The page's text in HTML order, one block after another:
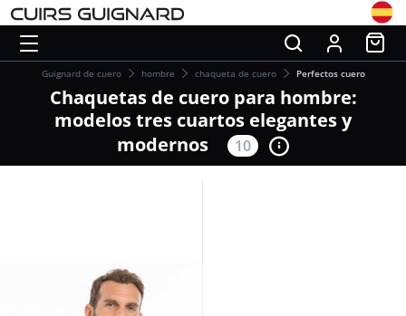
Guignard de cuero hombre chaqueta de cuero Perfectos cuero
Chaquetas de cuero para hombre:
modelos tres cuartos elegantes y
modernos
10